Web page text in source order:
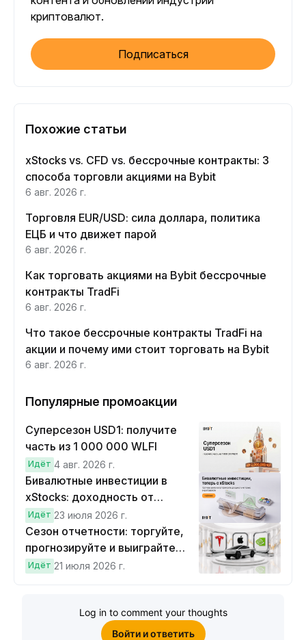
криптовалют.
Подписаться
Похожие статьи
xStocks vs. CFD vs. бессрочные контракты: 3
способа торговли акциями на Bybit
6 авг. 2026 г.
Торговля EUR/USD: сила доллара, политика
ЕЦБ и что движет парой
6 авг. 2026 г.
Как торговать акциями на Bybit бессрочные
контракты TradFi
6 авг. 2026 г.
Что такое бессрочные контракты TradFi на
акции и почему ими стоит торговать на Bybit
6 авг. 2026 г.
Популярные промоакции
Суперсезон USD1: получите
часть из 1 000 000 WLFI
Идёт 4 авг. 2026 г.
Бивалютные инвестиции в
xStocks: доходность от
прогнозов
Идёт 23 июля 2026 г.
Сезон отчетности: торгуйте,
прогнозируйте и выиграйте
Cybertruck!
Идёт 21 июля 2026 г.
Log in to comment your thoughts
Войти и ответить